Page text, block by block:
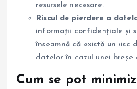
resursele necesare.
Riscul de pierdere a
informații confidențiale și
înseamnă că există un risc
datelor în cazul unei breșe
Cum se pot